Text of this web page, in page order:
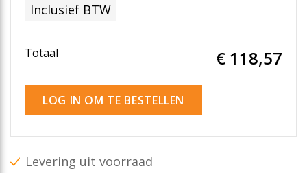
Inclusief BTW
Totaal € 118,57
LOG IN OM TE BESTELLEN
Levering uit voorraad